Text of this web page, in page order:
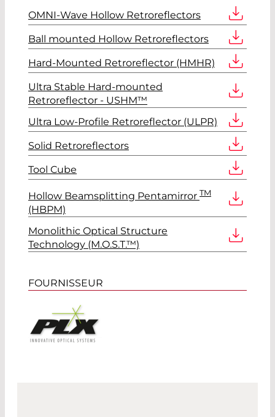
OMNI-Wave Hollow Retroreflectors
Ball mounted Hollow Retroreflectors
Hard-Mounted Retroreflector (HMHR)
Ultra Stable Hard-mounted
Retroreflector - USHM™
Ultra Low-Profile Retroreflector (ULPR)
Solid Retroreflectors
Tool Cube
Hollow Beamsplitting Pentamirror TM
(HBPM)
Monolithic Optical Structure
Technology (M.O.S.T.™)
FOURNISSEUR